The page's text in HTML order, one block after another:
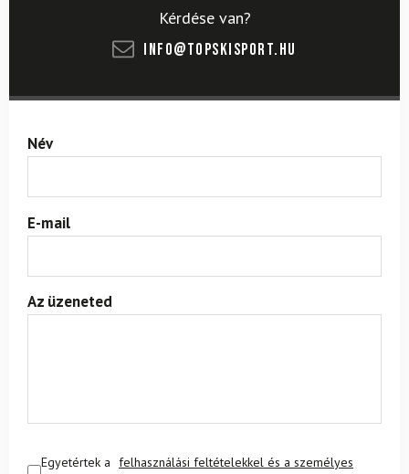
Kérdése van?
info@topskisport.hu
Név
E-mail
Az üzeneted
Egyetértek a felhasználási feltételekkel és a személyes